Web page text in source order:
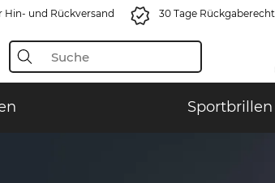
Hin- und Rückversand 30 Tage Rückgaberecht
Sportbrillen